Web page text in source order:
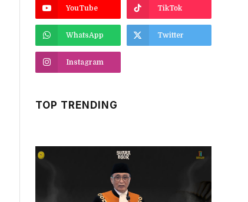
YouTube TikTok
WhatsApp Twitter
Instagram
TOP TRENDING